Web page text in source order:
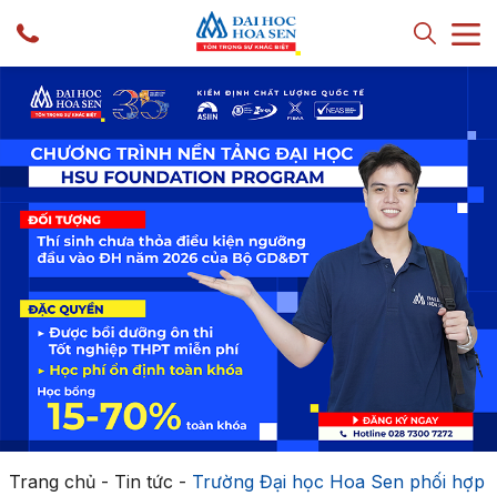
Trang chủ- Tin tức - Trường Đại học Hoa Sen phối hợp